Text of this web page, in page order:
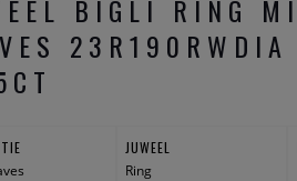
BIGLI RING
JUWEEL
Ring